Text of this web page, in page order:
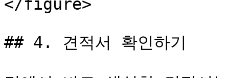
</figure>
## 4. 견적서 확인하기